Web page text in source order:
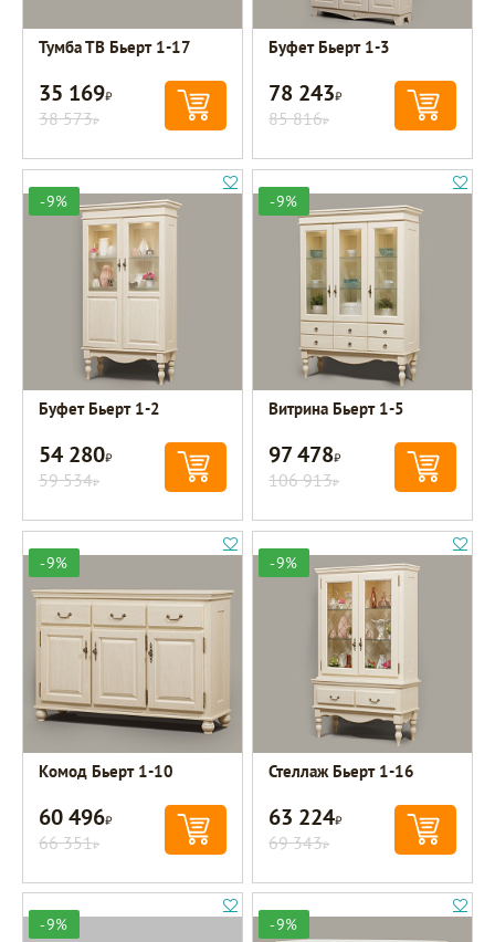
Тумба ТВ Бьерт 1-17
35 169Р
38 573Р
Буфет Бьерт 1-3
78 243Р
85 816Р
-9%
Буфет Бьерт 1-2
54 280Р
59 534Р
-9%
Витрина Бьерт 1-5
97 478Р
106 913Р
-9%
Комод Бьерт 1-10
60 496Р
66 351Р
-9%
Стеллаж Бьерт 1-16
63 224Р
69 343Р
-9% -9%